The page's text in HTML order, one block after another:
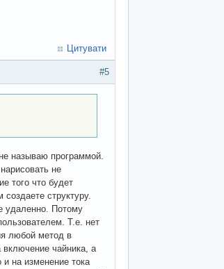
Цитувати
#5
называю программой.
не
того что будет
структуру.
удаленно. Потому
Т.е. нет
любой метод в
чайника, а
и на изменение тока